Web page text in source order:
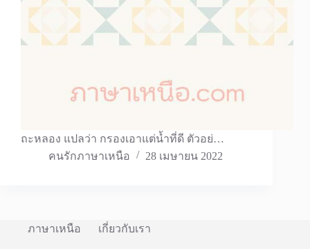
ถะหลอง แปลว่า กรองเอาแต่น้ำที่ดี ตัวอย่…
คนรักภาษาเหนือ
28 เมษายน 2022
ภาษาเหนือ เกี่ยวกับเรา